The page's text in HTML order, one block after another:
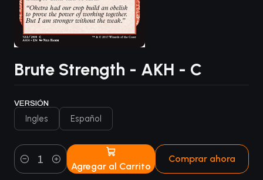
Brute Strength - AKH - C
VERSIÓN
Ingles Español
Cantidad Agregar al Carrito
Comprar ahora